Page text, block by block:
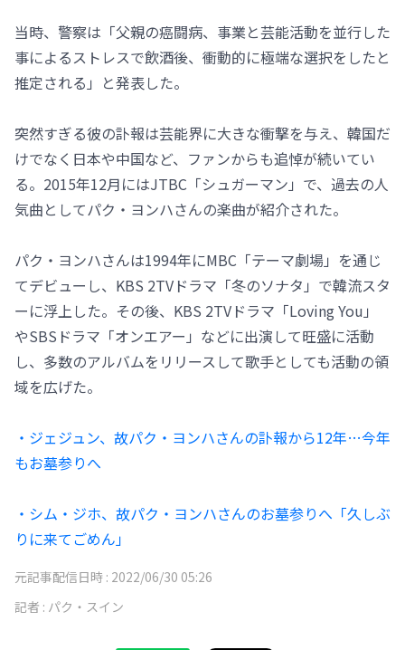
当時、警察は「父親の癌闘病、事業と芸能活動を並行した
事によるストレスで飲酒後、衝動的に極端な選択をしたと
推定される」と発表した。
突然すぎる彼の訃報は芸能界に大きな衝撃を与え、韓国だ
けでなく日本や中国など、ファンからも追悼が続いてい
る。2015年12月にはJTBC「シュガーマン」で、過去の人
気曲としてパク・ヨンハさんの楽曲が紹介された。
パク・ヨンハさんは1994年にMBC「テーマ劇場」を通じ
てデビューし、KBS 2TVドラマ「冬のソナタ」で韓流スタ
ーに浮上した。その後、KBS 2TVドラマ「Loving You」
やSBSドラマ「オンエアー」などに出演して旺盛に活動
し、多数のアルバムをリリースして歌手としても活動の領
域を広げた。
・ジェジュン、故パク・ヨンハさんの訃報から12年…今年
もお墓参りへ
・シム・ジホ、故パク・ヨンハさんのお墓参りへ「久しぶ
りに来てごめん」
元記事配信日時 : 2022/06/30 05:26
記者 : パク・スイン